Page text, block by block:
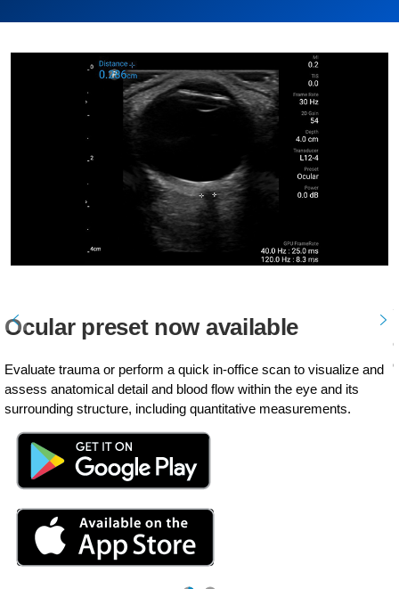
Ocular preset now available
Evaluate trauma or perform a quick in-office scan to visualize and
assess anatomical detail and blood flow within the eye and its
surrounding structure, including quantitative measurements.